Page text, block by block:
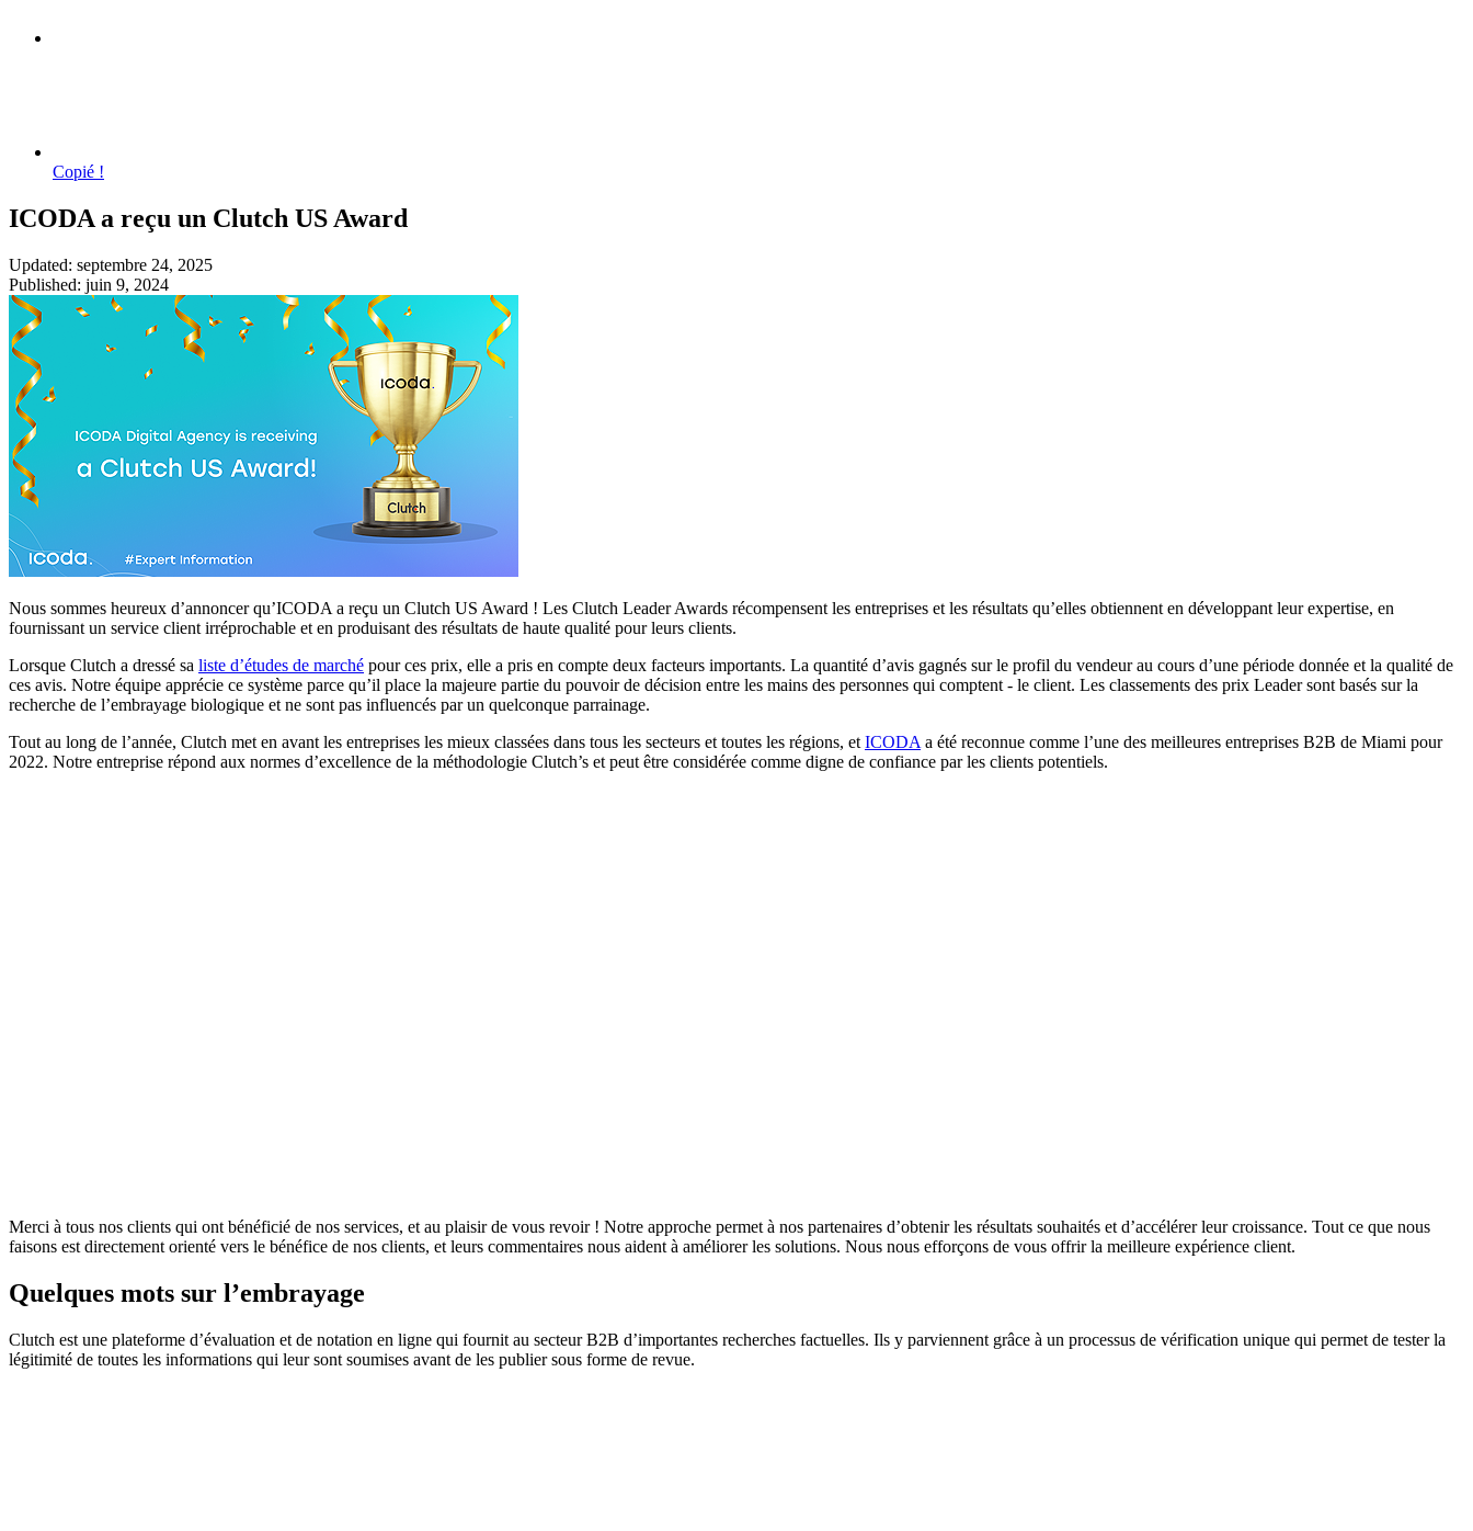
Copié !
ICODA a reçu un Clutch US Award
Updated: septembre 24, 2025
Published: juin 9, 2024
Nous sommes heureux d’annoncer qu’ICODA a reçu un Clutch US Award ! Les Clutch Leader Awards récompensent les entreprises et les résultats qu’elles obtiennent en développant leur expertise, en
fournissant un service client irréprochable et en produisant des résultats de haute qualité pour leurs clients.
Lorsque Clutch a dressé sa liste d’études de marché pour ces prix, elle a pris en compte deux facteurs importants. La quantité d’avis gagnés sur le profil du vendeur au cours d’une période donnée et la qualité de
ces avis. Notre équipe apprécie ce système parce qu’il place la majeure partie du pouvoir de décision entre les mains des personnes qui comptent - le client. Les classements des prix Leader sont basés sur la
recherche de l’embrayage biologique et ne sont pas influencés par un quelconque parrainage.
Tout au long de l’année, Clutch met en avant les entreprises les mieux classées dans tous les secteurs et toutes les régions, et ICODA a été reconnue comme l’une des meilleures entreprises B2B de Miami pour
2022. Notre entreprise répond aux normes d’excellence de la méthodologie Clutch’s et peut être considérée comme digne de confiance par les clients potentiels.
Merci à tous nos clients qui ont bénéficié de nos services, et au plaisir de vous revoir ! Notre approche permet à nos partenaires d’obtenir les résultats souhaités et d’accélérer leur croissance. Tout ce que nous
faisons est directement orienté vers le bénéfice de nos clients, et leurs commentaires nous aident à améliorer les solutions. Nous nous efforçons de vous offrir la meilleure expérience client.
Quelques mots sur l’embrayage
Clutch est une plateforme d’évaluation et de notation en ligne qui fournit au secteur B2B d’importantes recherches factuelles. Ils y parviennent grâce à un processus de vérification unique qui permet de tester la
légitimité de toutes les informations qui leur sont soumises avant de les publier sous forme de revue.